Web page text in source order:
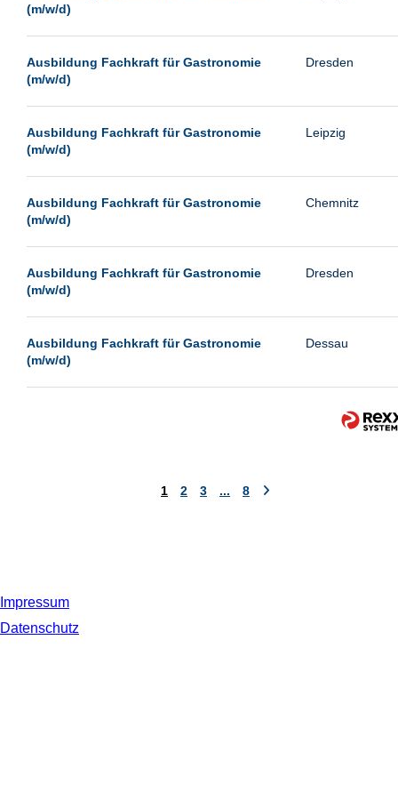
(m/w/d)
Ausbildung Fachkraft für Gastronomie
(m/w/d)
Dresden
Ausbildung Fachkraft für Gastronomie
(m/w/d)
Leipzig
Ausbildung Fachkraft für Gastronomie
(m/w/d)
Chemnitz
Ausbildung Fachkraft für Gastronomie
(m/w/d)
Dresden
Ausbildung Fachkraft für Gastronomie
(m/w/d)
Dessau
1 2 3 ... 8
Impressum
Datenschutz